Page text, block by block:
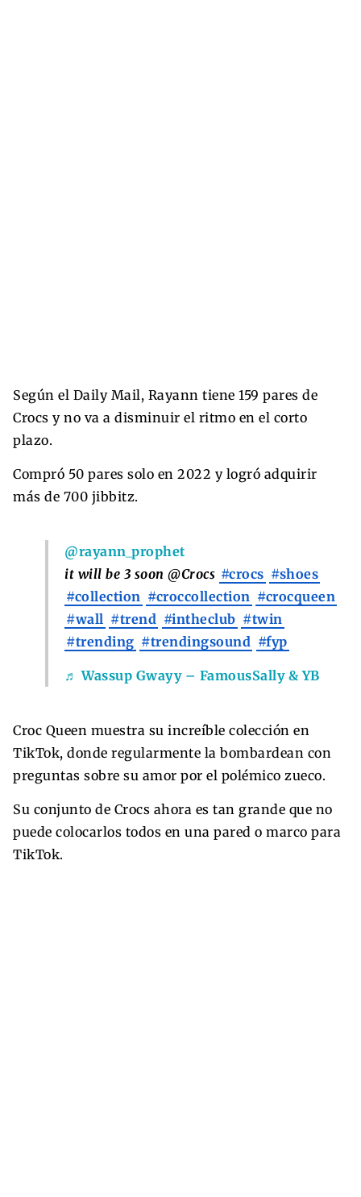
Según el Daily Mail, Rayann tiene 159 pares de
Crocs y no va a disminuir el ritmo en el corto
plazo.
Compró 50 pares solo en 2022 y logró adquirir
más de 700 jibbitz.
@rayann_prophet
it will be 3 soon @Crocs #crocs #shoes
#collection #croccollection #crocqueen
#wall #trend #intheclub #twin
#trending #trendingsound #fyp
♬ Wassup Gwayy – FamousSally & YB
Croc Queen muestra su increíble colección en
TikTok, donde regularmente la bombardean con
preguntas sobre su amor por el polémico zueco.
Su conjunto de Crocs ahora es tan grande que no
puede colocarlos todos en una pared o marco para
TikTok.